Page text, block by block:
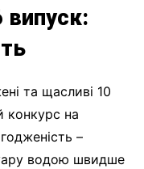
випуск:
та щасливі 10
конкурс на
–
водою швидше